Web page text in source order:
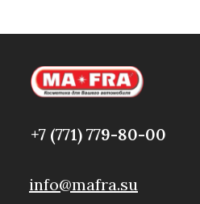
+7 (771) 779-80-00
info@mafra.su